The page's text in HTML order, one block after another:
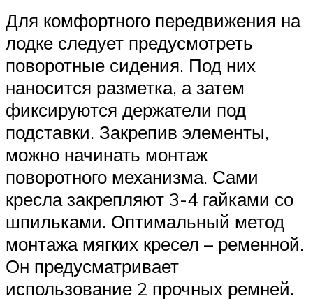
Для комфортного передвижения на
лодке следует предусмотреть
поворотные сидения. Под них
наносится разметка, а затем
фиксируются держатели под
подставки. Закрепив элементы,
можно начинать монтаж
поворотного механизма. Сами
кресла закрепляют 3-4 гайками со
шпильками. Оптимальный метод
монтажа мягких кресел – ременной.
Он предусматривает
использование 2 прочных ремней.